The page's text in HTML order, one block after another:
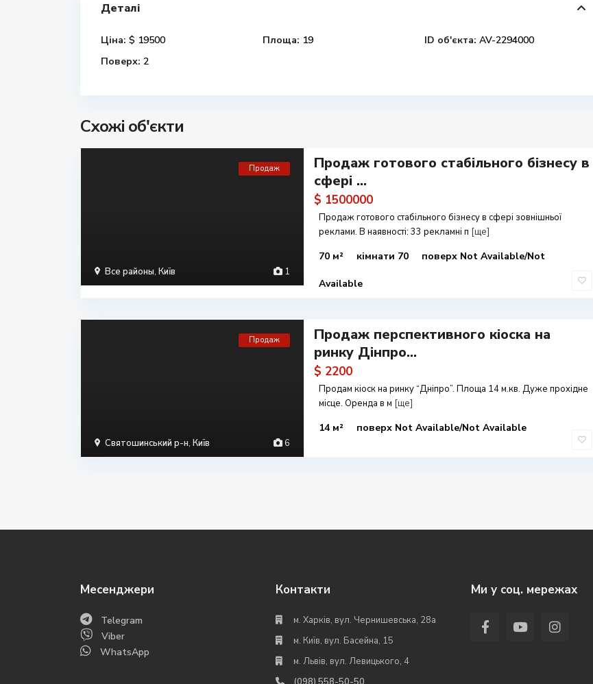
Деталі
Ціна: $ 19500 Площа: 19 ID об'єкта: AV-2294000
Поверх: 2
Схожі об'єкти
1
Все районы, Київ
Продаж
Продаж готового стабільного бізнесу в
сфері ...
$ 1500000
Продаж готового стабільного бізнесу в сфері зовнішньої
реклами. В наявності: 33 рекламні п [ще]
70 м² кімнати 70 поверх Not Available/Not
Available
6
Святошинський р-н, Київ
Продаж
Продаж перспективного кіоска на
ринку Дінпро...
$ 2200
Продам кіоск на ринку “Дніпро”. Площа 14 м.кв. Дуже прохідне
місце. Оренда в м [ще]
14 м² поверх Not Available/Not Available
Месенджери
Telegram
Viber
WhatsApp
Контакти
м. Харків, вул. Чернишевська, 28а
м. Київ, вул. Басейна, 15
м. Львів, вул. Левицького, 4
Ми у соц. мережах